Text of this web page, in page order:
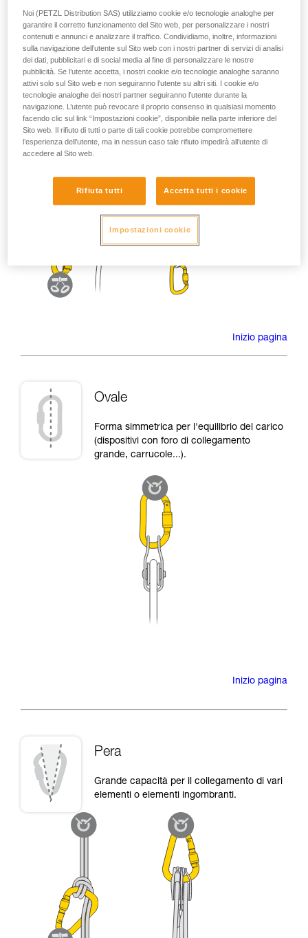
D
Posizionamento del carico sull'asse di
massima resistenza, in prossimità del lato
chiuso del corpo. Adatto ai carichi semplici
(collegamento di dispositivi, collegamento
sull'ancoraggio...).
Inizio pagina
Ovale
Forma simmetrica per l'equilibrio del carico
(dispositivi con foro di collegamento
grande, carrucole...).
Inizio pagina
Pera
Grande capacità per il collegamento di vari
elementi o elementi ingombranti.
Noi (PETZL Distribution SAS) utilizziamo cookie e/o tecnologie analoghe per
garantire il corretto funzionamento del Sito web, per personalizzare i nostri
contenuti e annunci e analizzare il traffico. Condividiamo, inoltre, informazioni
sulla navigazione dell’utente sul Sito web con i nostri partner di servizi di analisi
dei dati, pubblicitari e di social media al fine di personalizzare le nostre
pubblicità. Se l’utente accetta, i nostri cookie e/o tecnologie analoghe saranno
attivi solo sul Sito web e non seguiranno l’utente su altri siti. I cookie e/o
tecnologie analoghe dei nostri partner seguiranno l’utente durante la
navigazione. L’utente può revocare il proprio consenso in qualsiasi momento
facendo clic sul link “Impostazioni cookie”, disponibile nella parte inferiore del
Sito web. Il rifiuto di tutti o parte di tali cookie potrebbe compromettere
l’esperienza dell’utente, ma in nessun caso tale rifiuto impedirà all’utente di
accedere al Sito web.
Rifiuta tutti Accetta tutti i cookie
Impostazioni cookie